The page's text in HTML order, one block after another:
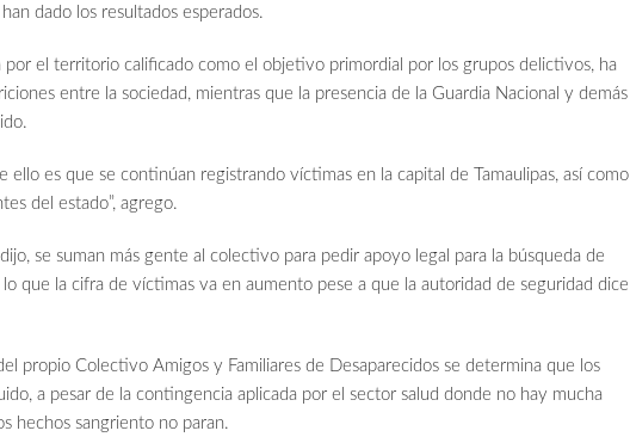
dado los resultados esperados.
el territorio calificado como el objetivo primordial por los grupos delictivos, ha
entre la sociedad, mientras que la presencia de la Guardia Nacional y demás
ello es que se continúan registrando víctimas en la capital de Tamaulipas, así como
del estado”, agrego.
se suman más gente al colectivo para pedir apoyo legal para la búsqueda de
que la cifra de víctimas va en aumento pese a que la autoridad de seguridad dice
propio Colectivo Amigos y Familiares de Desaparecidos se determina que los
a pesar de la contingencia aplicada por el sector salud donde no hay mucha
hechos sangriento no paran.